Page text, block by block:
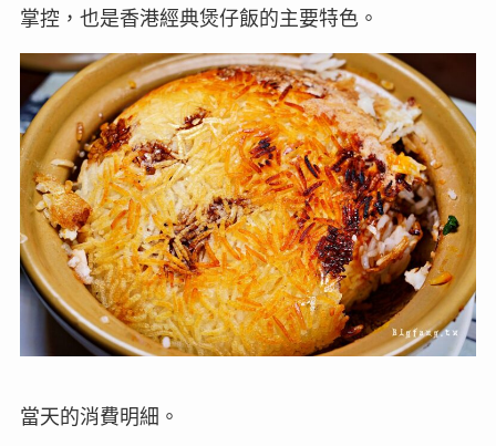
掌控，也是香港經典煲仔飯的主要特色。
當天的消費明細。